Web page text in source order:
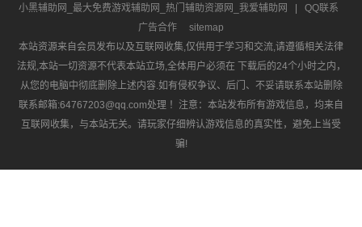
小黑辅助网_最大免费游戏辅助网_热门辅助资源网_我爱辅助网
QQ联系
广告合作
sitemap
本站资源来自会员发布以及互联网收集,仅供用于学习和交流,请遵循相关法律
法规,本站一切资源不代表本站立场,全体用户必须在 下载后的24个小时之内，
从您的电脑中彻底删除上述内容.如有侵权争议、后门、不妥请联系本站删除
联系邮箱:64767203@qq.com处理 ！注意：本站发布所有游戏信息，均来自
互联网收集，与本站无关。请玩家仔细辨认游戏信息的真实性，避免上当受
骗!